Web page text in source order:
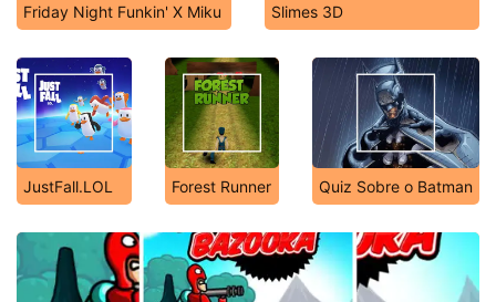
Friday Night Funkin' X Miku Slimes 3D
JustFall.LOL Forest Runner Quiz Sobre o Batman